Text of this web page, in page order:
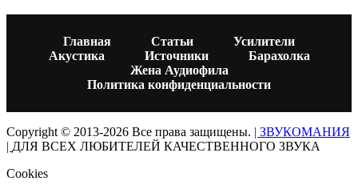
Главная Статьи
Усилители
Акустика
Источники
Барахолка
Жена Аудиофила
Политика конфиденциальности
Copyright © 2013-2026 Все права защищены. | ЗВУКОМАНИЯ
| ДЛЯ ВСЕХ ЛЮБИТЕЛЕЙ КАЧЕСТВЕННОГО ЗВУКА
Cookies